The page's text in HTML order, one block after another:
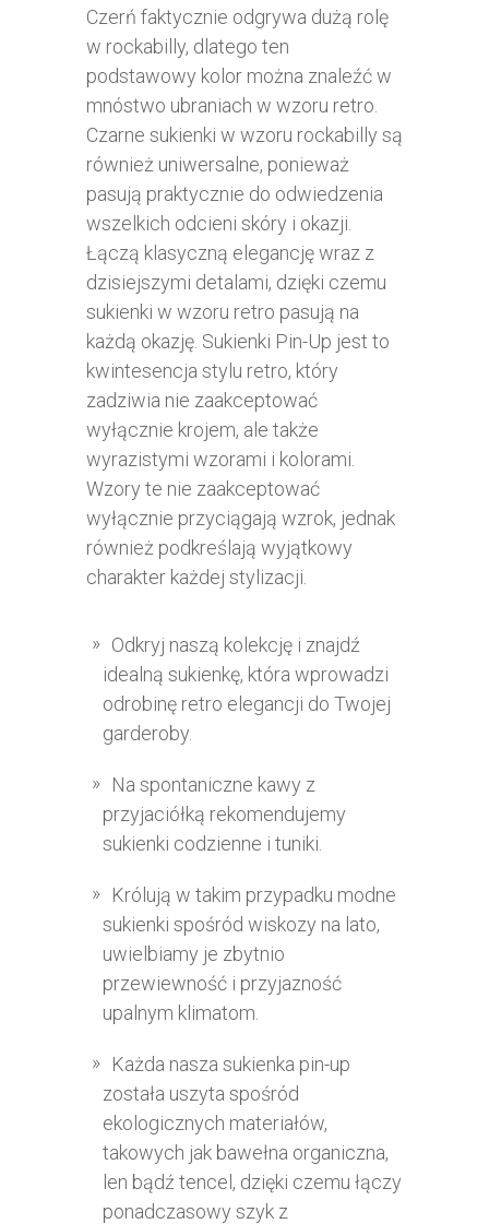
Czerń faktycznie odgrywa dużą rolę
w rockabilly, dlatego ten
podstawowy kolor można znaleźć w
mnóstwo ubraniach w wzoru retro.
Czarne sukienki w wzoru rockabilly są
również uniwersalne, ponieważ
pasują praktycznie do odwiedzenia
wszelkich odcieni skóry i okazji.
Łączą klasyczną elegancję wraz z
dzisiejszymi detalami, dzięki czemu
sukienki w wzoru retro pasują na
każdą okazję. Sukienki Pin-Up jest to
kwintesencja stylu retro, który
zadziwia nie zaakceptować
wyłącznie krojem, ale także
wyrazistymi wzorami i kolorami.
Wzory te nie zaakceptować
wyłącznie przyciągają wzrok, jednak
również podkreślają wyjątkowy
charakter każdej stylizacji.
Odkryj naszą kolekcję i znajdź
idealną sukienkę, która wprowadzi
odrobinę retro elegancji do Twojej
garderoby.
Na spontaniczne kawy z
przyjaciółką rekomendujemy
sukienki codzienne i tuniki.
Królują w takim przypadku modne
sukienki spośród wiskozy na lato,
uwielbiamy je zbytnio
przewiewność i przyjazność
upalnym klimatom.
Każda nasza sukienka pin-up
została uszyta spośród
ekologicznych materiałów,
takowych jak bawełna organiczna,
len bądź tencel, dzięki czemu łączy
ponadczasowy szyk z